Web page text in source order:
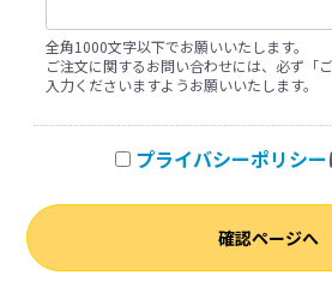
全角1000文字以下でお願いいたします。
ご注文に関するお問い合わせには、必ず「
入力くださいますようお願いいたします。
プライバシーポリシー
確認ページへ